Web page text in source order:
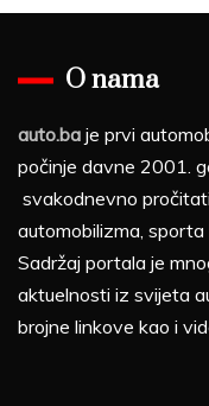
O nama
auto.ba je prvi
počinje davne 2001.
svakodnevno
automobilizma, sporta
Sadržaj portala je
aktuelnosti iz svijeta
brojne linkove kao i